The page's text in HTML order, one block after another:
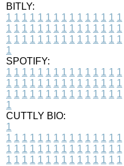
BITLY:
1 1 1 1 1 1 1 1 1 1 1 1 1 1 1
1 1 1 1 1 1 1 1 1 1 1 1 1 1 1
1 1 1 1 1 1 1 1 1 1 1 1 1 1 1
1
SPOTIFY:
1 1 1 1 1 1 1 1 1 1 1 1 1 1 1
1 1 1 1 1 1 1 1 1 1 1 1 1 1 1
1 1 1 1 1 1 1 1 1 1 1 1 1 1 1
1
CUTTLY BIO:
1
1 1 1 1 1 1 1 1 1 1 1 1 1 1 1
1 1 1 1 1 1 1 1 1 1 1 1 1 1 1
1 1 1 1 1 1 1 1 1 1 1 1 1 1 1